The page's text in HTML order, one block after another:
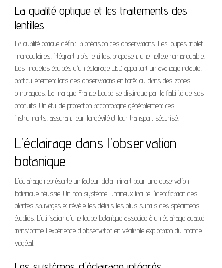
La qualité optique et les traitements des
lentilles
La qualité optique définit la précision des observations. Les loupes triplet
monoculaires, intégrant trois lentilles, proposent une netteté remarquable.
Les modèles équipés d'un éclairage LED apportent un avantage notable,
particulièrement lors des observations en forêt ou dans des zones
ombragées. La marque France Loupe se distingue par la fiabilité de ses
produits. Un étui de protection accompagne généralement ces
instruments, assurant leur longévité et leur transport sécurisé.
L'éclairage dans l'observation
botanique
L'éclairage représente un facteur déterminant pour une observation
botanique réussie. Un bon système lumineux facilite l'identification des
plantes sauvages et révèle les détails les plus subtils des spécimens
étudiés. L'utilisation d'une loupe botanique associée à un éclairage adapté
transforme l'expérience d'observation en véritable exploration du monde
végétal.